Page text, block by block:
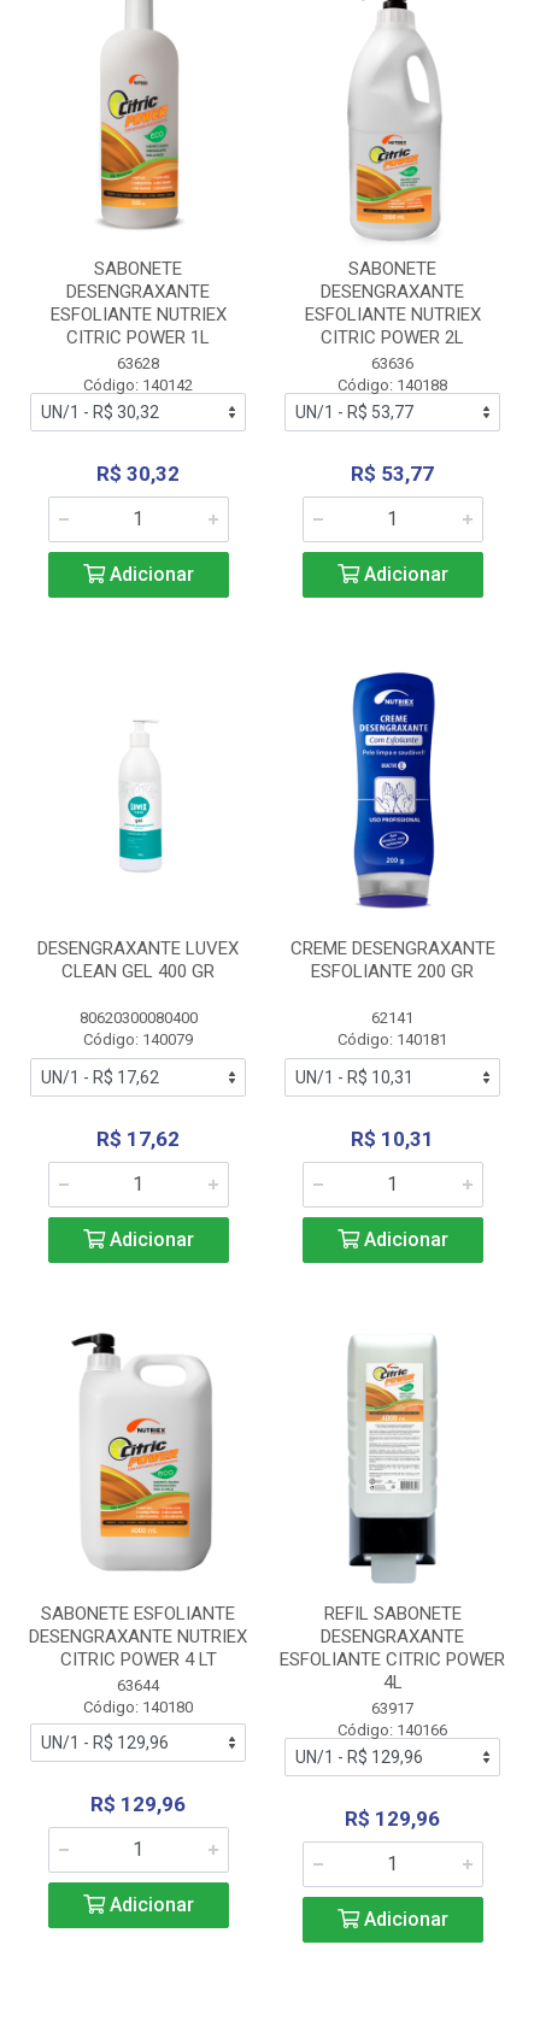
SABONETE
DESENGRAXANTE
ESFOLIANTE NUTRIEX
CITRIC POWER 1L
63628
Código: 140142
R$ 30,32
Adicionar
SABONETE
DESENGRAXANTE
ESFOLIANTE NUTRIEX
CITRIC POWER 2L
63636
Código: 140188
R$ 53,77
Adicionar
DESENGRAXANTE LUVEX
CLEAN GEL 400 GR
80620300080400
Código: 140079
R$ 17,62
Adicionar
CREME DESENGRAXANTE
ESFOLIANTE 200 GR
62141
Código: 140181
R$ 10,31
Adicionar
SABONETE ESFOLIANTE
DESENGRAXANTE NUTRIEX
CITRIC POWER 4 LT
63644
Código: 140180
R$ 129,96
Adicionar
REFIL SABONETE
DESENGRAXANTE
ESFOLIANTE CITRIC POWER
4L
63917
Código: 140166
R$ 129,96
Adicionar